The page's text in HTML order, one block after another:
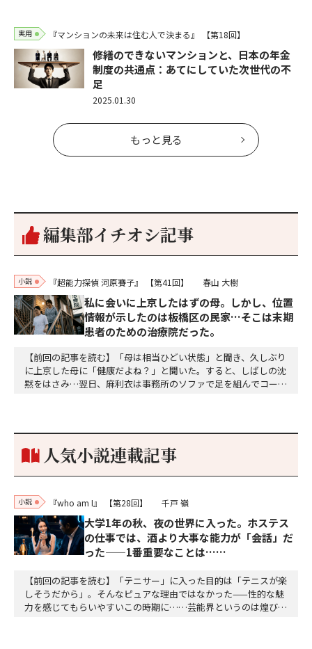
実用 『マンションの未来は住む人で決まる』 【第18回】
修繕のできないマンションと、日本の年金
制度の共通点：あてにしていた次世代の不
足
2025.01.30
もっと見る
編集部イチオシ記事
小説 『超能力探偵 河原賽子』 【第41回】 春山 大樹
私に会いに上京したはずの母。しかし、位置
情報が示したのは板橋区の民家…そこは末期
患者のための治療院だった。
【前回の記事を読む】「母は相当ひどい状態」と聞き、久しぶり
に上京した母に「健康だよね？」と聞いた。すると、しばしの沈
黙をはさみ…翌日、麻利衣は事務所のソファで足を組んでコーヒ
個のサイコロが握られていた。「やはり私はあなたの超…
人気小説連載記事
小説 『who am I』 【第28回】 千戸 嶺
大学1年の秋、夜の世界に入った。ホステス
の仕事では、酒より大事な能力が「会話」だ
った——1番重要なことは……
【前回の記事を読む】「テニサー」に入った目的は「テニスが楽
しそうだから」。そんなピュアな理由ではなかった——性的な魅
力を感じてもらいやすいこの時期に……芸能界というのは煌びや